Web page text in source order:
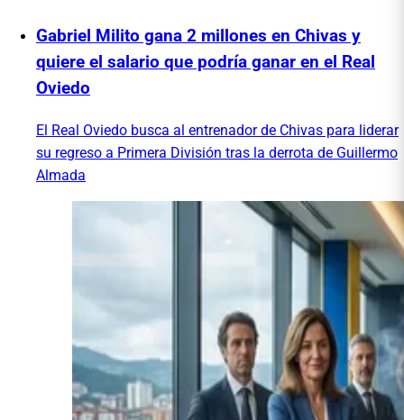
Gabriel Milito gana 2 millones en Chivas y
quiere el salario que podría ganar en el Real
Oviedo
El Real Oviedo busca al entrenador de Chivas para liderar
su regreso a Primera División tras la derrota de Guillermo
Almada